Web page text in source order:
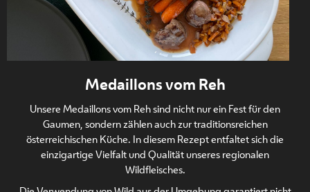
Medaillons vom Reh
Unsere Medaillons vom Reh sind nicht nur ein Fest für den
Gaumen, sondern zählen auch zur traditionsreichen
österreichischen Küche. In diesem Rezept entfaltet sich die
einzigartige Vielfalt und Qualität unseres regionalen
Wildfleisches.